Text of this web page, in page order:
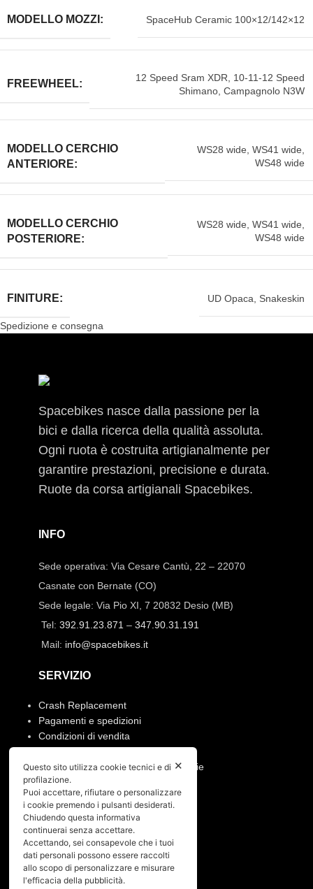
MODELLO MOZZI: SpaceHub Ceramic 100×12/142×12
FREEWHEEL:
12 Speed Sram XDR
10-11-12 Speed
Shimano Campagnolo N3W
MODELLO CERCHIO
ANTERIORE:
WS28 wide WS41 wide
WS48 wide
MODELLO CERCHIO
POSTERIORE:
WS28 wide WS41 wide
WS48 wide
FINITURE: UD Opaca Snakeskin
Spedizione e consegna
Spacebikes nasce dalla passione per la
bici e dalla ricerca della qualità assoluta.
Ogni ruota è costruita artigianalmente per
garantire prestazioni, precisione e durata.
Ruote da corsa artigianali Spacebikes.
INFO
Sede operativa: Via Cesare Cantù, 22 – 22070
Casnate con Bernate (CO)
Sede legale: Via Pio XI, 7 20832 Desio (MB)
Tel: 392.91.23.871 – 347.90.31.191
Mail: info@spacebikes.it
SERVIZIO
Crash Replacement
Pagamenti e spedizioni
Condizioni di vendita
Manutenzione ruote e prodotti
Resi, annullamento ordine e garanzie
PRIVACY
Privacy policy
Cookies policy
Menù
✕
Questo sito utilizza cookie tecnici e di
profilazione.
Puoi accettare, rifiutare o personalizzare
i cookie premendo i pulsanti desiderati.
Chiudendo questa informativa
continuerai senza accettare.
Accettando, sei consapevole che i tuoi
dati personali possono essere raccolti
allo scopo di personalizzare e misurare
l'efficacia della pubblicità.